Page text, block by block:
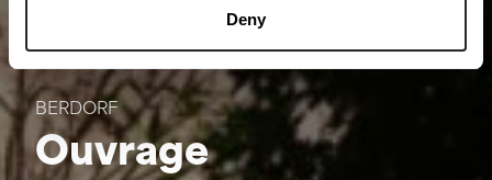
Deny
BERDORF
Ouvrage